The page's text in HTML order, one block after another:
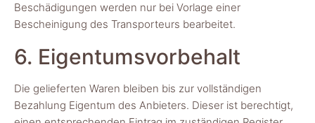
Beschädigungen werden nur bei Vorlage einer
Bescheinigung des Transporteurs bearbeitet.
6. Eigentumsvorbehalt
Die gelieferten Waren bleiben bis zur vollständigen
Bezahlung Eigentum des Anbieters. Dieser ist berechtigt,